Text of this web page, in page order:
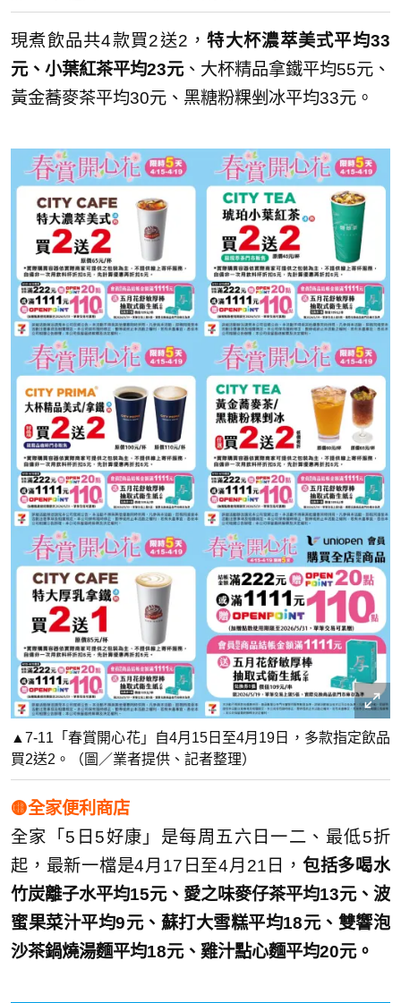
現煮飲品共4款買2送2，特大杯濃萃美式平均33
元、小葉紅茶平均23元、大杯精品拿鐵平均55元、
黃金蕎麥茶平均30元、黑糖粉粿剉冰平均33元。
▲7-11「春賞開心花」自4月15日至4月19日，多款指定飲品
買2送2。（圖／業者提供、記者整理）
🟡全家便利商店
全家「5日5好康」是每周五六日一二、最低5折
起，最新一檔是4月17日至4月21日， 包括多喝水
竹炭離子水平均15元、愛之味麥仔茶平均13元、波
蜜果菜汁平均9元、蘇打大雪糕平均18元、雙響泡
沙茶鍋燒湯麵平均18元、雞汁點心麵平均20元。